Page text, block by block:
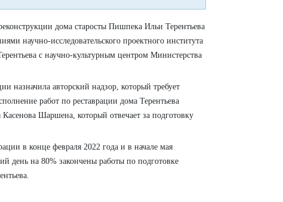
дома старосты Пишпека Ильи Терентьева
научно-исследовательского проектного института
с научно-культурным центром Министерства
назначила авторский надзор, который требует
работ по реставрации дома Терентьева
Шаршена, который отвечает за подготовку
в конце февраля 2022 года и в начале мая
день на 80% закончены работы по подготовке